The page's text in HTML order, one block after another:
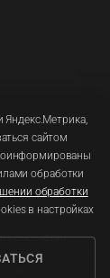
данных
УТОЧНЯЙТЕ
Яндекс.Метрика,
сайтом
обработки
обработки
в настройках